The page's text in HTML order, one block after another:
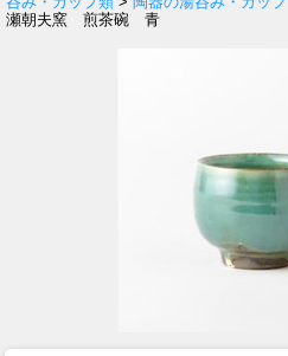
瀬朝夫窯 煎茶碗 青